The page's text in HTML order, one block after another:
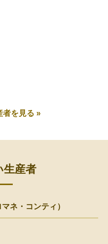
者を見る »
生産者
ネ・コンティ）